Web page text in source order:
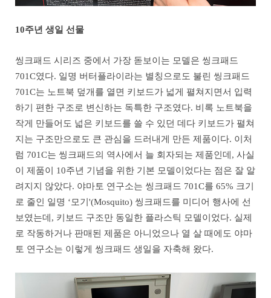
10주년 생일 선물
씽크패드 시리즈 중에서 가장 돋보이는 모델은 씽크패드
701C였다. 일명 버터플라이라는 별칭으로도 불린 씽크패드
701C는 노트북 덮개를 열면 키보드가 넓게 펼쳐지면서 입력
하기 편한 구조로 변신하는 독특한 구조였다. 비록 노트북을
작게 만들어도 넓은 키보드를 쓸 수 있던 데다 키보드가 펼쳐
지는 구조만으로도 큰 관심을 드러내게 만든 제품이다. 이처
럼 701C는 씽크패드의 역사에서 늘 회자되는 제품인데, 사실
이 제품이 10주년 기념을 위한 기본 모델이었다는 점은 잘 알
려지지 않았다. 야마토 연구소는 씽크패드 701C를 65% 크기
로 줄인 일명 ‘모기'(Mosquito) 씽크패드를 미디어 행사에 선
보였는데, 키보드 구조만 동일한 플라스틱 모델이었다. 실제
로 작동하거나 판매된 제품은 아니었으나 열 살 때에도 야마
토 연구소는 이렇게 씽크패드 생일을 자축해 왔다.